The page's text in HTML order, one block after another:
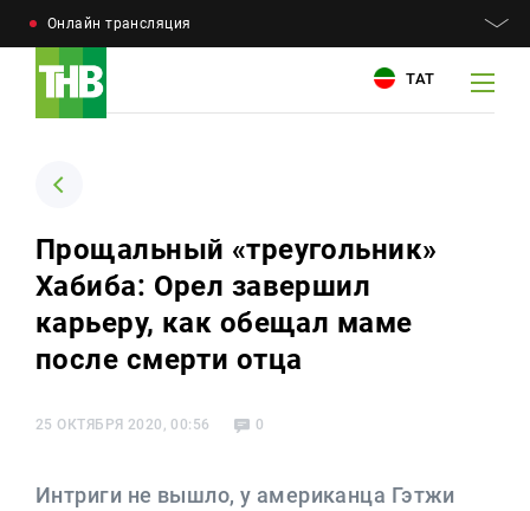
Онлайн трансляция
ТАТ
Например: Минниханов, 7 дней, телепрограмма
Новости
Телепроекты
О компании
Например: Минниханов, 7 дней, телепрограмма
Для связи
Прощальный «треугольник»
Хабиба: Орел завершил
карьеру, как обещал маме
после смерти отца
25 ОКТЯБРЯ 2020, 00:56 0
Интриги не вышло, у американца Гэтжи